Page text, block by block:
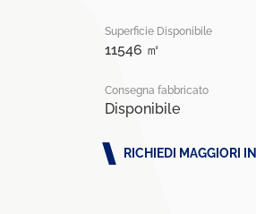
Consegna fabbricato
Disponibile
Superficie Disponibile
11546 ㎡
RICHIEDI MAGGIORI